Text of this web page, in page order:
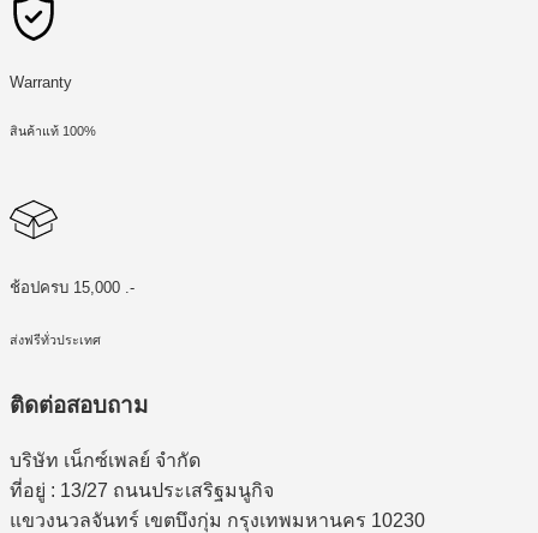
Warranty
สินค้าแท้ 100%
ช้อปครบ 15,000 .-
ส่งฟรีทั่วประเทศ
ติดต่อสอบถาม
บริษัท เน็กซ์เพลย์ จำกัด
ที่อยู่ : 13/27 ถนนประเสริฐมนูกิจ
แขวงนวลจันทร์ เขตบึงกุ่ม กรุงเทพมหานคร 10230